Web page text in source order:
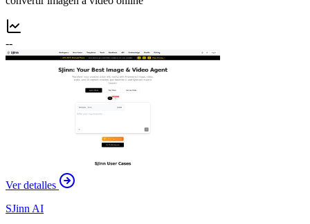
--
Ver detalles
SJinn AI